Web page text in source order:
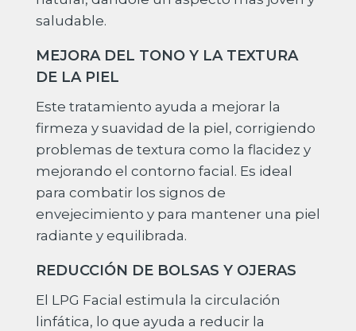
saludable.
MEJORA DEL TONO Y LA TEXTURA
DE LA PIEL
Este tratamiento ayuda a mejorar la
firmeza y suavidad de la piel, corrigiendo
problemas de textura como la flacidez y
mejorando el contorno facial. Es ideal
para combatir los signos de
envejecimiento y para mantener una piel
radiante y equilibrada.
REDUCCIÓN DE BOLSAS Y OJERAS
El LPG Facial estimula la circulación
linfática, lo que ayuda a reducir la